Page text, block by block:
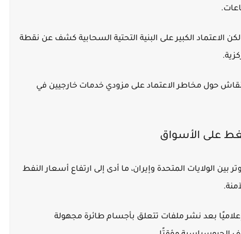
الاعتماد الكبير على البنية التحتية السحابية كشف عن نقطة
حول مخاطر الاعتماد على مزودي خدمات خارجيين في
على الأسواق
الولايات المتحدة وإيران، ما أدى إلى ارتفاع أسعار النفط
إعلاميًا بعد نشر ملفات تتعلق بأجسام طائرة مجهولة